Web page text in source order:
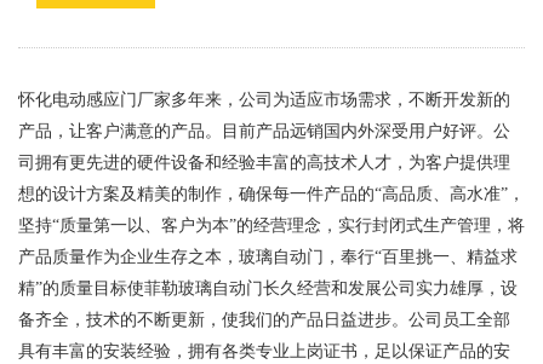
怀化电动感应门厂家多年来，公司为适应市场需求，不断开发新的
产品，让客户满意的产品。目前产品远销国内外深受用户好评。公
司拥有更先进的硬件设备和经验丰富的高技术人才，为客户提供理
想的设计方案及精美的制作，确保每一件产品的“高品质、高水准”，
坚持“质量第一以、客户为本”的经营理念，实行封闭式生产管理，将
产品质量作为企业生存之本，玻璃自动门，奉行“百里挑一、精益求
精”的质量目标使菲勒玻璃自动门长久经营和发展公司实力雄厚，设
备齐全，技术的不断更新，使我们的产品日益进步。公司员工全部
具有丰富的安装经验，拥有各类专业上岗证书，足以保证产品的安